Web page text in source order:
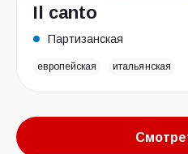
Il canto
Партизанская
европейская итальянская